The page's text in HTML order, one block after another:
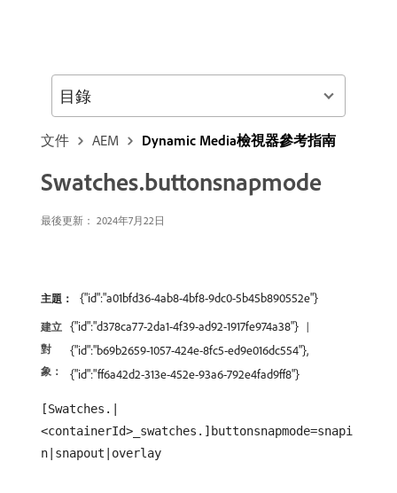
文件 AEM Dynamic Media檢視器參考指南
Swatches.buttonsnapmode
最後更新： 2024年7月22日
主題： {"id":"a01bfd36-4ab8-4bf8-9dc0-5b45b890552e"}
建立
對
象：
{"id":"d378ca77-2da1-4f39-ad92-1917fe974a38"}
{"id":"b69b2659-1057-424e-8fc5-ed9e016dc554"},
{"id":"ff6a42d2-313e-452e-93a6-792e4fad9ff8"}
[Swatches.|
<containerId>_swatches.]buttonsnapmode=snapi
n|snapout|overlay
目錄